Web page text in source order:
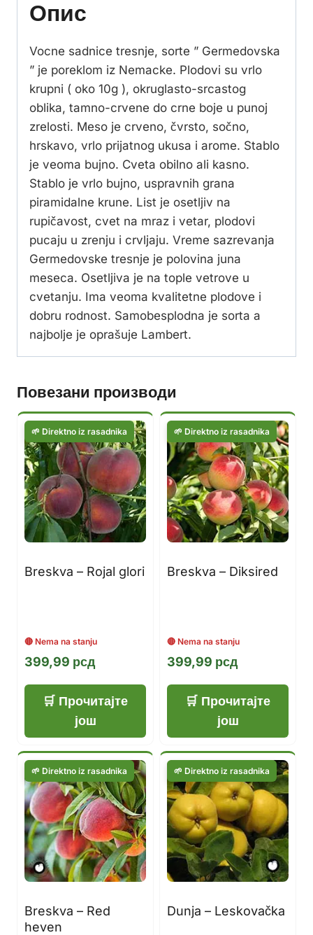
Опис
Vocne sadnice tresnje, sorte ” Germedovska
” je poreklom iz Nemacke. Plodovi su vrlo
krupni ( oko 10g ), okruglasto-srcastog
oblika, tamno-crvene do crne boje u punoj
zrelosti. Meso je crveno, čvrsto, sočno,
hrskavo, vrlo prijatnog ukusa i arome. Stablo
je veoma bujno. Cveta obilno ali kasno.
Stablo je vrlo bujno, uspravnih grana
piramidalne krune. List je osetljiv na
rupičavost, cvet na mraz i vetar, plodovi
pucaju u zrenju i crvljaju. Vreme sazrevanja
Germedovske tresnje je polovina juna
meseca. Osetljiva je na tople vetrove u
cvetanju. Ima veoma kvalitetne plodove i
dobru rodnost. Samobesplodna je sorta a
najbolje je oprašuje Lambert.
Повезани производи
Breskva – Rojal glori
399,99 рсд
Прочитајте
још
Breskva – Diksired
399,99 рсд
Прочитајте
још
Breskva – Red
heven
Dunja – Leskovačka